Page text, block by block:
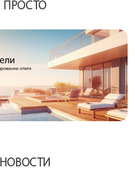
ПРОСТО
НОВОСТИ